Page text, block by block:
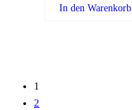
In den Warenkorb
1
2